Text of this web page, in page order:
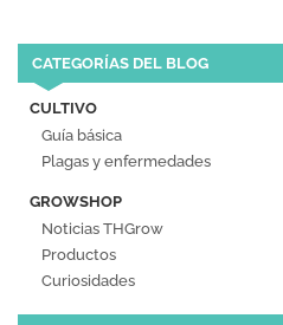
CATEGORÍAS DEL BLOG
CULTIVO
Guía básica
Plagas y enfermedades
GROWSHOP
Noticias THGrow
Productos
Curiosidades